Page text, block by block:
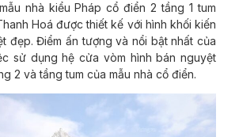
nhà kiểu Pháp cổ điển 2 tầng 1 tum
Hoá được thiết kế với hình khối kiến
đẹp. Điểm ấn tượng và nổi bật nhất của
sử dụng hệ cửa vòm hình bán nguyệt
2 và tầng tum của mẫu nhà cổ điển.